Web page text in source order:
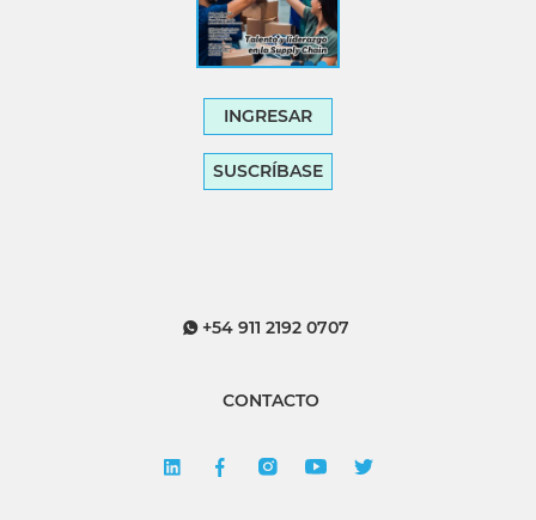
INGRESAR
SUSCRÍBASE
+54 911 2192 0707
CONTACTO